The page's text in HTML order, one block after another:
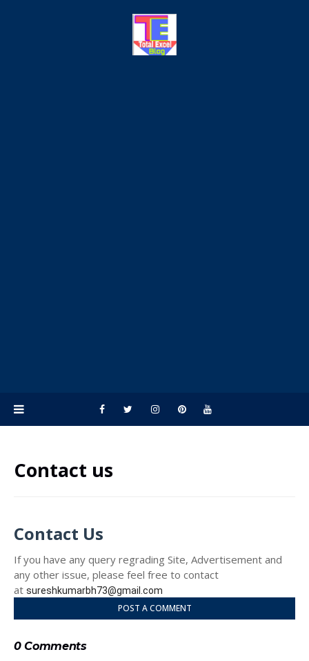
Contact us
Contact Us
If you have any query regrading Site, Advertisement and
any other issue, please feel free to contact
at sureshkumarbh73@gmail.com
POST A COMMENT
0 Comments